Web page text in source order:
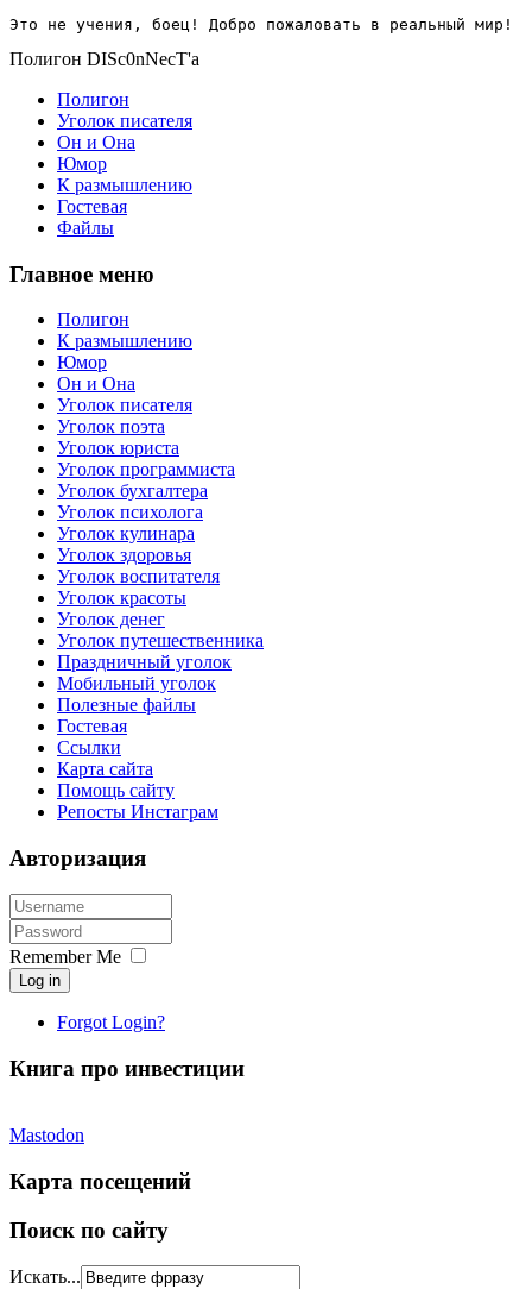
Это не учения, боец! Добро пожаловать в реальный мир!
Полигон DISc0nNecT'a
Полигон
Уголок писателя
Он и Она
Юмор
К размышлению
Гостевая
Файлы
Главное меню
Полигон
К размышлению
Юмор
Он и Она
Уголок писателя
Уголок поэта
Уголок юриста
Уголок программиста
Уголок бухгалтера
Уголок психолога
Уголок кулинара
Уголок здоровья
Уголок воспитателя
Уголок красоты
Уголок денег
Уголок путешественника
Праздничный уголок
Мобильный уголок
Полезные файлы
Гостевая
Ссылки
Карта сайта
Помощь сайту
Репосты Инстаграм
Авторизация
Remember Me
Log in
Forgot Login?
Книга про инвестиции
Mastodon
Карта посещений
Поиск по сайту
Искать...